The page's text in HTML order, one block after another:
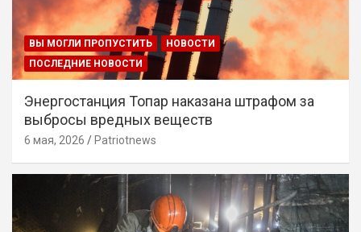
ВЫ МОГЛИ ПРОПУСТИТЬ
НОВОСТИ
ПОСЛЕДНИЕ НОВОСТИ
Энергостанция Топар наказана штрафом за
выбросы вредных веществ
6 мая, 2026 Patriotnews